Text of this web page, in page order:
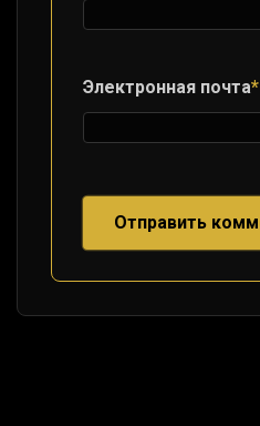
Электронная почта*